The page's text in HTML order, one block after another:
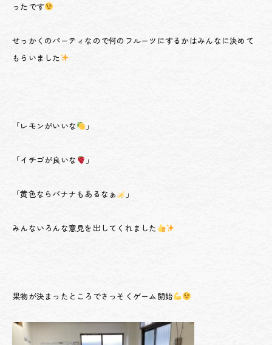
ったです
せっかくのパーティなので何のフルーツにするかはみんなに決めて
もらいました
「レモンがいいな 」
「イチゴが良いな 」
「黄色ならバナナもあるなぁ 」
みんないろんな意見を出してくれました
果物が決まったところでさっそくゲーム開始